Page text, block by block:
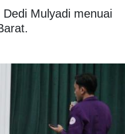
Mulyadi menuai